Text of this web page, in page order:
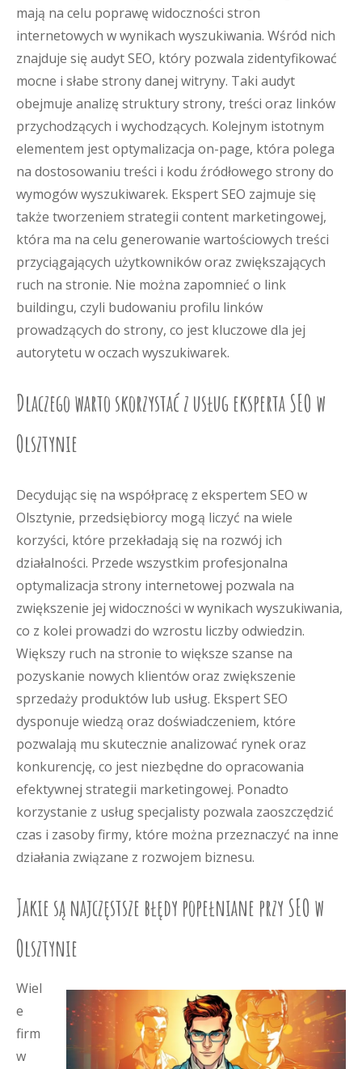
mają na celu poprawę widoczności stron
internetowych w wynikach wyszukiwania. Wśród nich
znajduje się audyt SEO, który pozwala zidentyfikować
mocne i słabe strony danej witryny. Taki audyt
obejmuje analizę struktury strony, treści oraz linków
przychodzących i wychodzących. Kolejnym istotnym
elementem jest optymalizacja on-page, która polega
na dostosowaniu treści i kodu źródłowego strony do
wymogów wyszukiwarek. Ekspert SEO zajmuje się
także tworzeniem strategii content marketingowej,
która ma na celu generowanie wartościowych treści
przyciągających użytkowników oraz zwiększających
ruch na stronie. Nie można zapomnieć o link
buildingu, czyli budowaniu profilu linków
prowadzących do strony, co jest kluczowe dla jej
autorytetu w oczach wyszukiwarek.
Dlaczego warto skorzystać z usług eksperta SEO w
Olsztynie
Decydując się na współpracę z ekspertem SEO w
Olsztynie, przedsiębiorcy mogą liczyć na wiele
korzyści, które przekładają się na rozwój ich
działalności. Przede wszystkim profesjonalna
optymalizacja strony internetowej pozwala na
zwiększenie jej widoczności w wynikach wyszukiwania,
co z kolei prowadzi do wzrostu liczby odwiedzin.
Większy ruch na stronie to większe szanse na
pozyskanie nowych klientów oraz zwiększenie
sprzedaży produktów lub usług. Ekspert SEO
dysponuje wiedzą oraz doświadczeniem, które
pozwalają mu skutecznie analizować rynek oraz
konkurencję, co jest niezbędne do opracowania
efektywnej strategii marketingowej. Ponadto
korzystanie z usług specjalisty pozwala zaoszczędzić
czas i zasoby firmy, które można przeznaczyć na inne
działania związane z rozwojem biznesu.
Jakie są najczęstsze błędy popełniane przy SEO w
Olsztynie
Wiel
e
firm
w